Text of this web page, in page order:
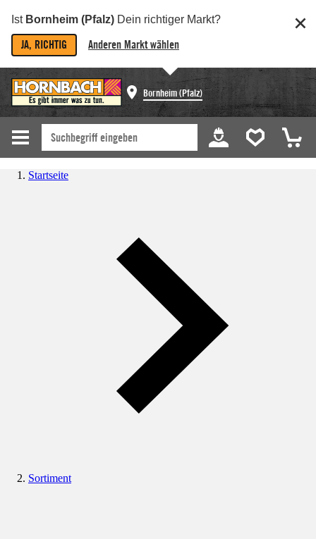
Ist Bornheim (Pfalz) Dein richtiger Markt?
JA, RICHTIG Anderen Markt wählen
Bornheim (Pfalz)
Startseite
Sortiment